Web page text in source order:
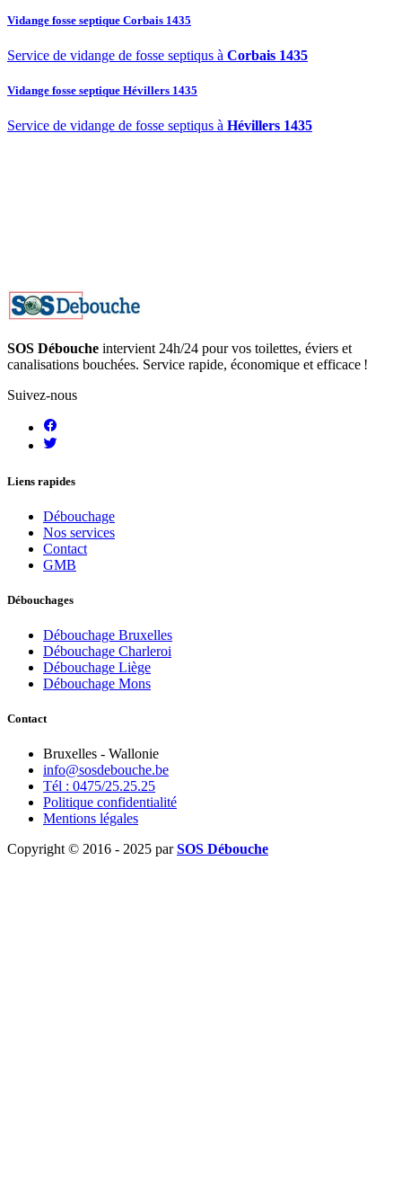
Vidange fosse septique Corbais 1435
Service de vidange de fosse septiqus à Corbais 1435
Vidange fosse septique Hévillers 1435
Service de vidange de fosse septiqus à Hévillers 1435
SOS Débouche intervient 24h/24 pour vos toilettes, éviers et
canalisations bouchées. Service rapide, économique et efficace !
Suivez-nous
Liens rapides
Débouchage
Nos services
Contact
GMB
Débouchages
Débouchage Bruxelles
Débouchage Charleroi
Débouchage Liège
Débouchage Mons
Contact
Bruxelles - Wallonie
info@sosdebouche.be
Tél : 0475/25.25.25
Politique confidentialité
Mentions légales
Copyright © 2016 - 2025 parSOS Débouche